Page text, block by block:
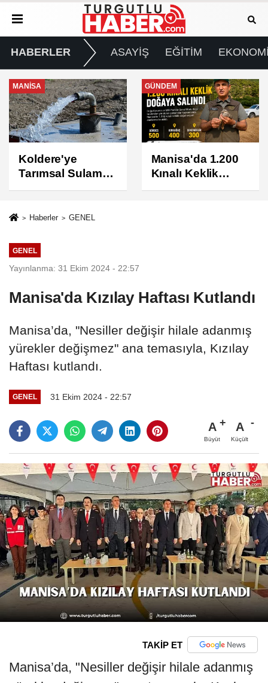
HABERLER ASAYİŞ EĞİTİM
GÜNDEM
Manisa'da 1.200
Kınalı Keklik
Doğaya Salındı
GÜNDEM
Turgutlu'da 8
Ağustos
Cumartesi Günü
Haberler GENEL
GENEL
Yayınlanma: 31 Ekim 2024 - 22:57
Manisa'da Kızılay Haftası Kutlandı
Manisa’da, "Nesiller değişir hilale adanmış
yürekler değişmez" ana temasıyla, Kızılay
Haftası kutlandı.
GENEL 31 Ekim 2024 - 22:57
A
Büyüt
A
Küçült
TAKİP ET
Manisa’da, "Nesiller değişir hilale adanmış